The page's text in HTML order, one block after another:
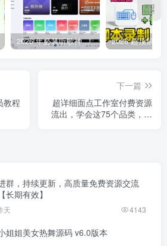
2026 年必装听歌神器，免费听遍全网无损音质歌单
教程
下一篇
超详细面点工作室付费资源
流出，学会这75个品类，开
群，持续更新，高质量免费资源交流
长期有效】
天 4143
姐姐美女热舞源码 v6.0版本